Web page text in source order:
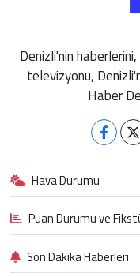
Denizli'nin
televizyonu,
Haber
Hava Durumu
Puan Durumu ve
Son Dakika Haberleri